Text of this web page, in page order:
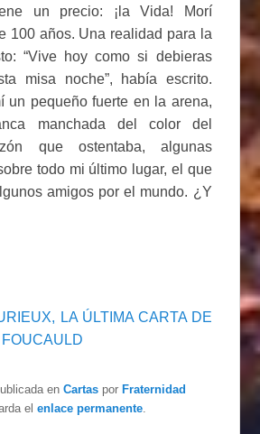
un precio: ¡la Vida! Morí
100 años. Una realidad para la
“Vive hoy como si debieras
misa noche”, había escrito.
un pequeño fuerte en la arena,
manchada del color del
que ostentaba, algunas
todo mi último lugar, el que
amigos por el mundo. ¿Y
LA ÚLTIMA CARTA DE
enCartas por Fraternidad
elenlace permanente.